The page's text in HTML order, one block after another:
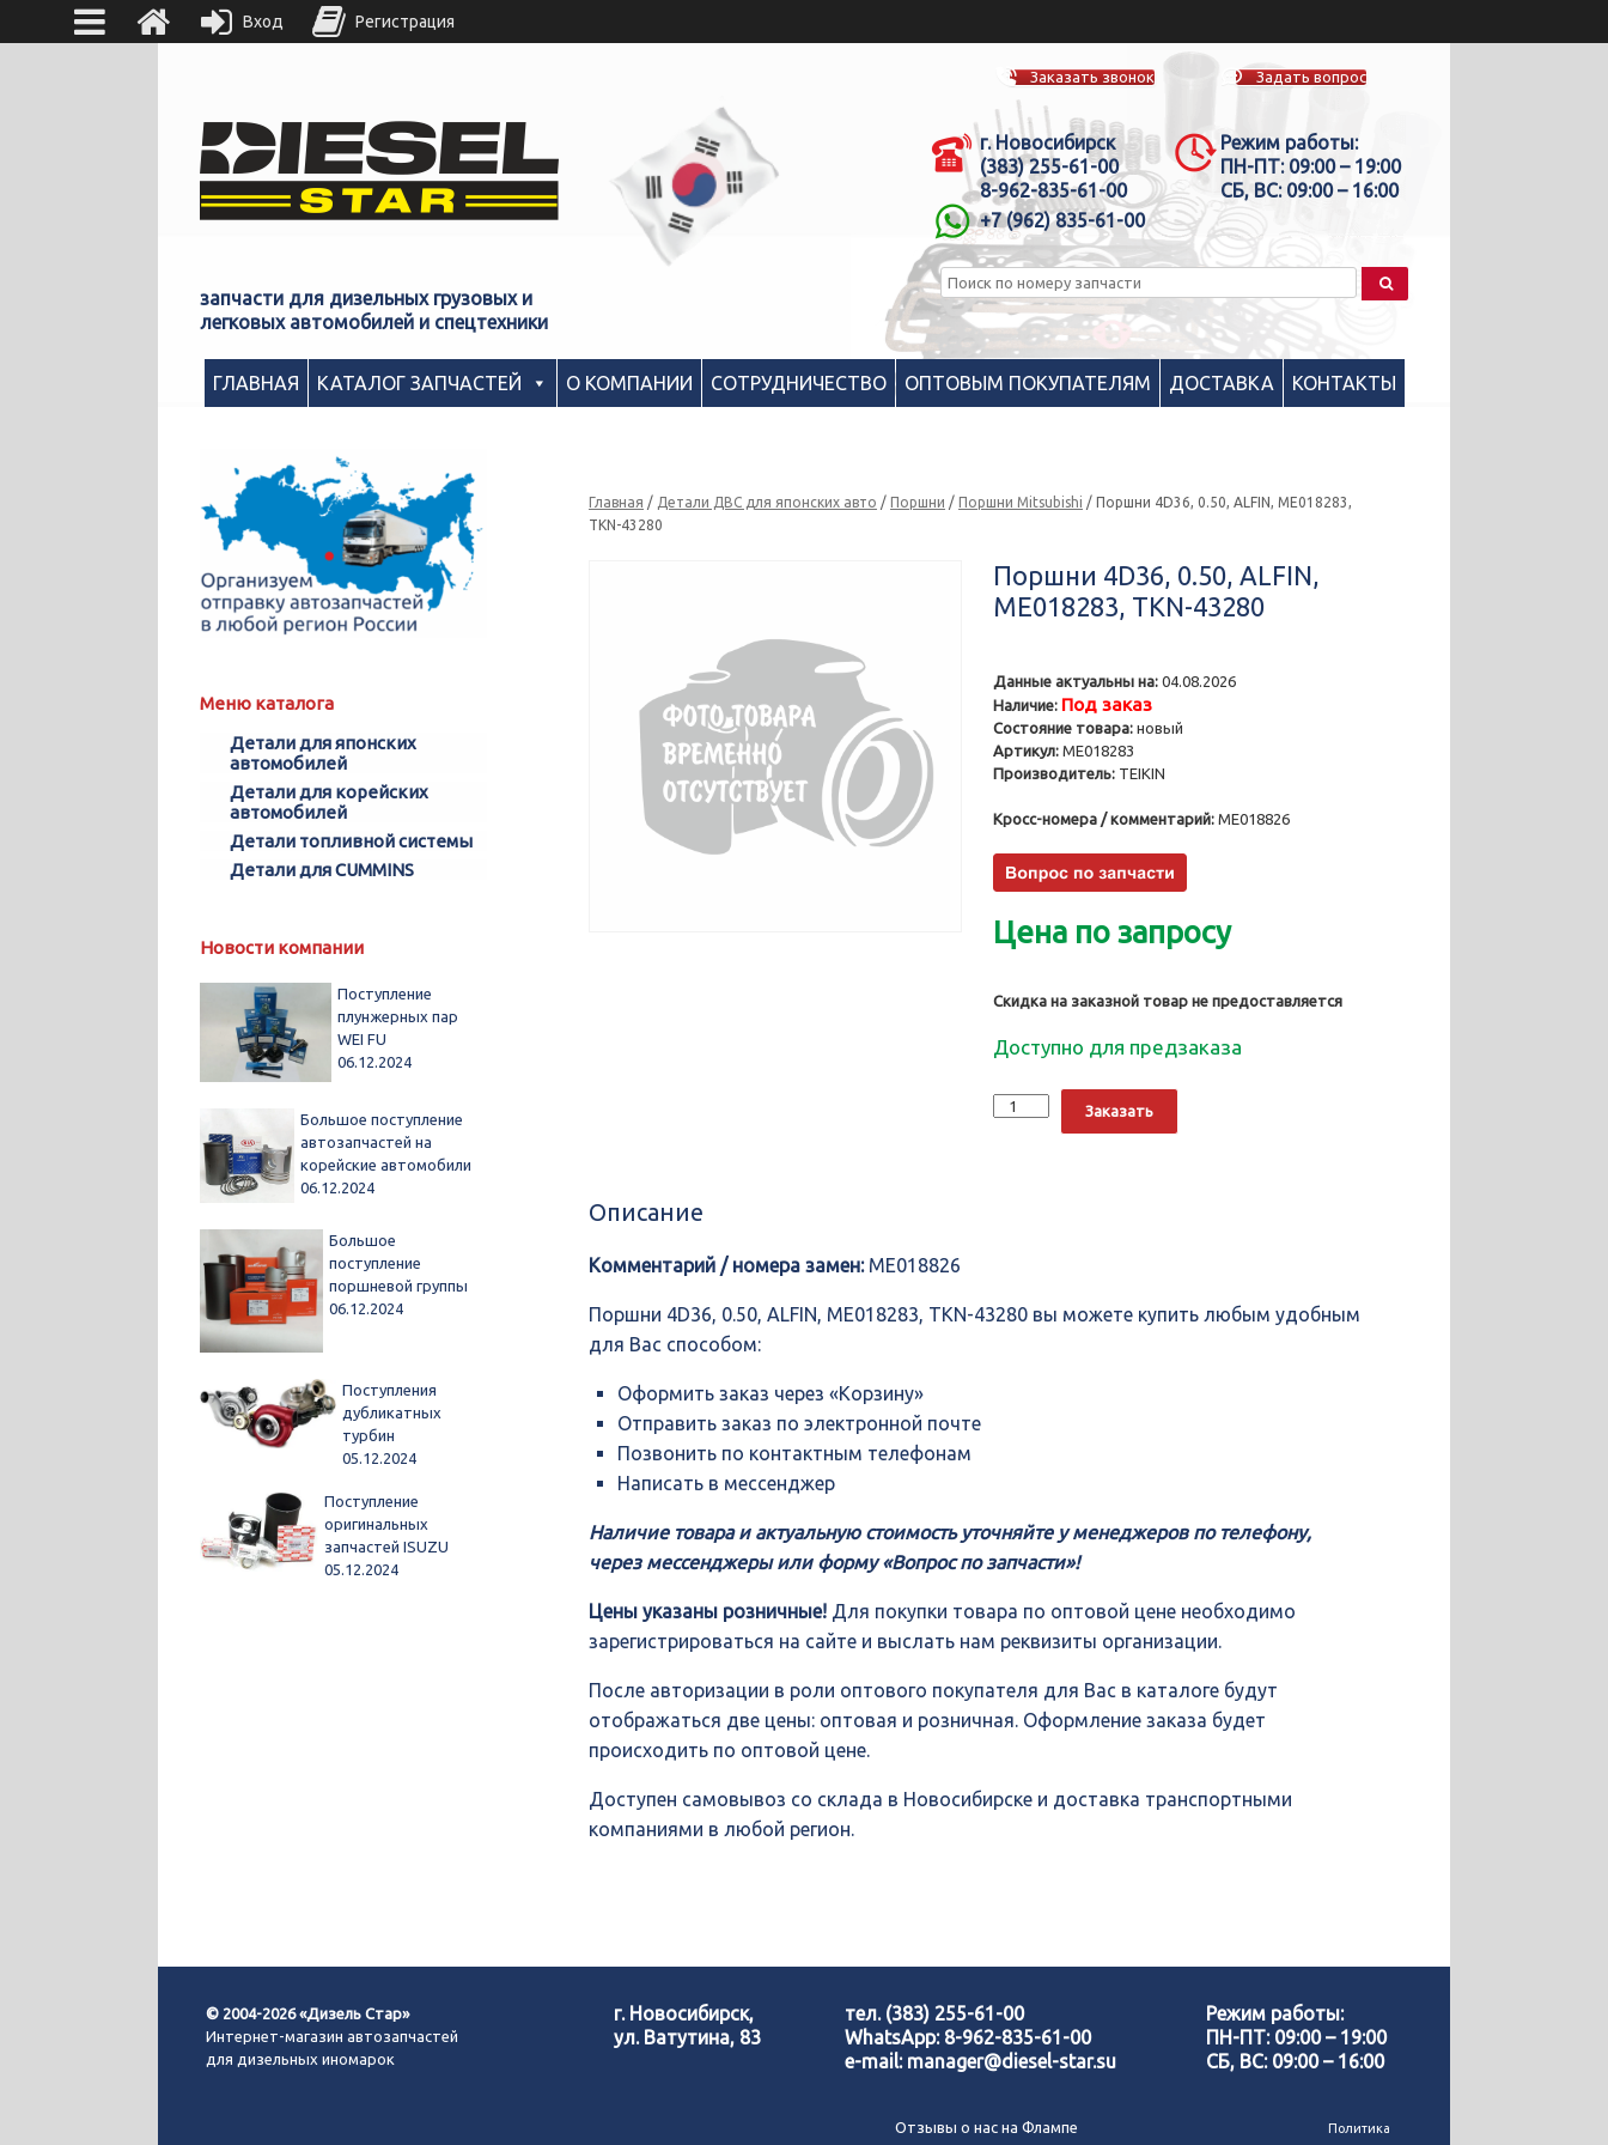
запчасти для дизельных грузовых и
легковых автомобилей и спецтехники
Заказать звонок Задать вопрос
г. Новосибирск
(383) 255-61-00
8-962-835-61-00
+7 (962) 835-61-00
Режим работы:
ПН-ПТ: 09:00 – 19:00
СБ, ВС: 09:00 – 16:00
ГЛАВНАЯ КАТАЛОГ ЗАПЧАСТЕЙ О КОМПАНИИ СОТРУДНИЧЕСТВО ОПТОВЫМ ПОКУПАТЕЛЯМ ДОСТАВКА КОНТАКТЫ
Главная / Детали ДВС для японских авто /Поршни /Поршни Mitsubishi / Поршни 4D36, 0.50, ALFIN, ME018283,
TKN-43280
Поршни 4D36, 0.50, ALFIN,
ME018283, TKN-43280
Данные актуальны на: 04.08.2026
Наличие: Под заказ
Состояние товара: новый
Артикул: ME018283
Производитель: TEIKIN
Кросс-номера / комментарий: ME018826
Цена по запросу
Скидка на заказной товар не предоставляется
Доступно для предзаказа
Количество
Поршни
Заказать
Описание
Комментарий / номера замен:ME018826
Поршни 4D36, 0.50, ALFIN, ME018283, TKN-43280 вы можете купить любым удобным
для Вас способом:
Оформить заказ через «Корзину»
Отправить заказ по электронной почте
Позвонить по контактным телефонам
Написать в мессенджер
Наличие товара и актуальную стоимость уточняйте у менеджеров по телефону,
через мессенджеры или форму «Вопрос по запчасти»!
Цены указаны розничные! Для покупки товара по оптовой цене необходимо
зарегистрироваться на сайте и выслать нам реквизиты организации.
После авторизации в роли оптового покупателя для Вас в каталоге будут
отображаться две цены: оптовая и розничная. Оформление заказа будет
происходить по оптовой цене.
Доступен самовывоз со склада в Новосибирске и доставка транспортными
компаниями в любой регион.
Меню каталога
Детали для японских
автомобилей
Детали для корейских
автомобилей
Детали топливной системы
Детали для CUMMINS
Новости компании
Поступление
плунжерных пар
WEI FU
06.12.2024
Большое поступление
автозапчастей на
корейские автомобили
06.12.2024
Большое
поступление
поршневой группы
06.12.2024
Поступления
дубликатных
турбин
05.12.2024
Поступление
оригинальных
запчастей ISUZU
05.12.2024
© 2004-2026 «Дизель Стар»
Интернет-магазин автозапчастей
для дизельных иномарок
г. Новосибирск,
ул. Ватутина, 83
тел. (383) 255-61-00
WhatsApp: 8-962-835-61-00
e-mail: manager@diesel-star.su
Режим работы:
ПН-ПТ: 09:00 – 19:00
СБ, ВС: 09:00 – 16:00
Отзывы о нас на Флампе Политика
Вход Регистрация